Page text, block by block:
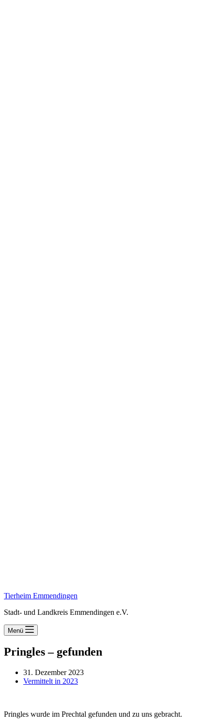
Tierheim Emmendingen
Stadt- und Landkreis Emmendingen e.V.
Menü
Pringles – gefunden
31. Dezember 2023
Vermittelt in 2023
Pringles wurde im Prechtal gefunden und zu uns gebracht.